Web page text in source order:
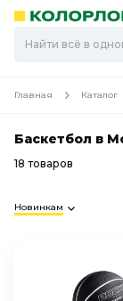
С
Главная Каталог
Баскетбол в
18 товаров
Новинкам